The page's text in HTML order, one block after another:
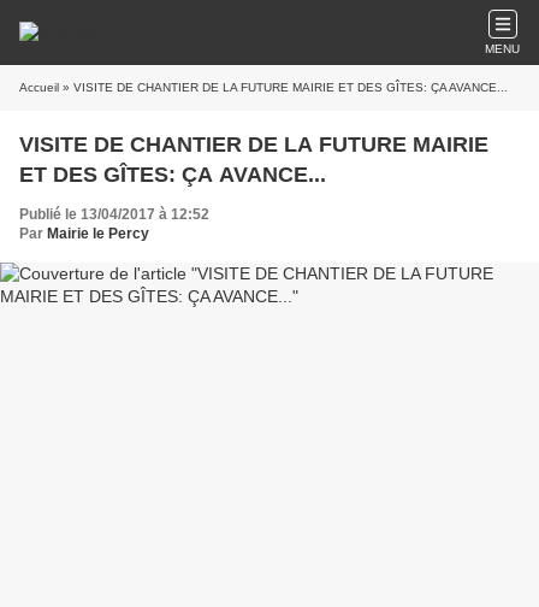
MENU
Accueil » VISITE DE CHANTIER DE LA FUTURE MAIRIE ET DES GÎTES: ÇA AVANCE...
VISITE DE CHANTIER DE LA FUTURE MAIRIE
ET DES GÎTES: ÇA AVANCE...
Publié le 13/04/2017 à 12:52
Par Mairie le Percy